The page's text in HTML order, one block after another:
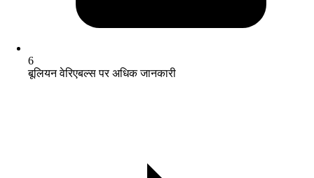
6
बूलियन वेरिएबल्स पर अधिक जानकारी